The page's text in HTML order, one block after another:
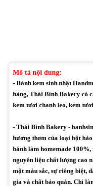
Mô tả nội dung:
- Bánh kem sinh nhật
hàng, Thái Bình Bakery có
kem tươi chanh leo, kem
- Thái Bình Bakery -
hương thơm của loại bột
bánh làm homemade
nguyên liệu chất lượng cao
một màu sắc, sự riêng biệt,
gia và chất bảo quản. Chỉ